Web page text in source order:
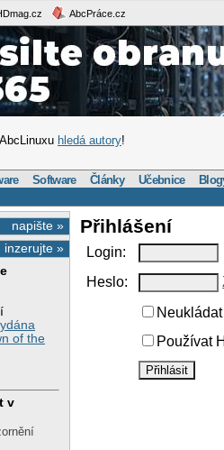
AbcPráce.cz
AbcLinuxu hledá autory!
Software Články Učebnice
napište »
inzerujte »
of the
v
Přihlášení
Login:
Heslo:
Používat